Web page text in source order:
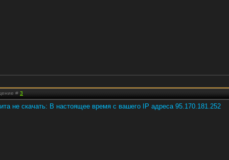
# 3
не скачать: В настоящее время с вашего IP адреса 95.170.181.252